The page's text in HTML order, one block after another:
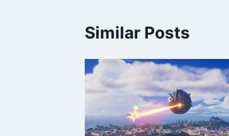
Similar Posts